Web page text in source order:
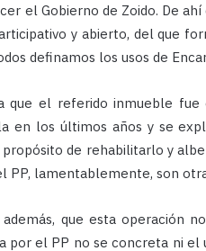
el Gobierno de Zoido. De
y abierto, del que
definamos los usos de
que el referido inmueble fue
en los últimos años y se
de rehabilitarlo y
PP, lamentablemente, son
que esta operación
por el PP no se concreta ni el